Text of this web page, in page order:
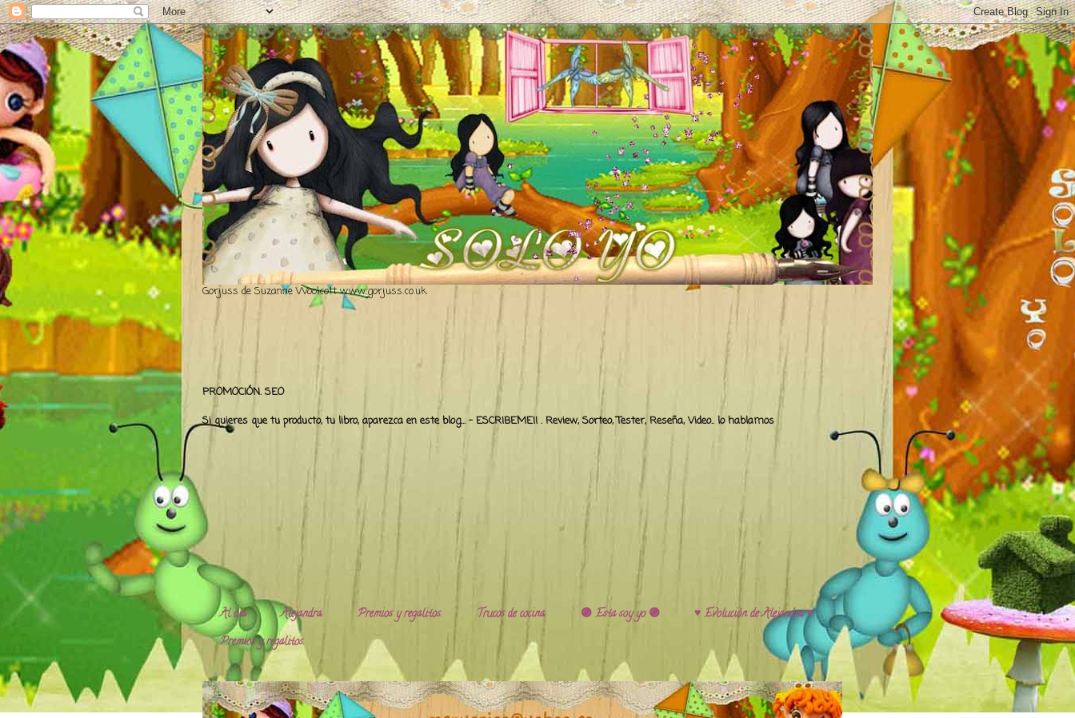
Gorjuss de Suzanne Woolcott www.gorjuss.co.uk
PROMOCIÓN. SEO
Si quieres que tu producto, tu libro, aparezca en este blog... - ESCRIBEME!! . Review, Sorteo, Tester, Reseña, Video.. lo hablamos
Al día Alejandra. Premios y regalitos. Trucos de cocina. 🟣 Esta soy yo 🟣
♥️ Evolución de Alejandra ♥️
Premios y regalitos.